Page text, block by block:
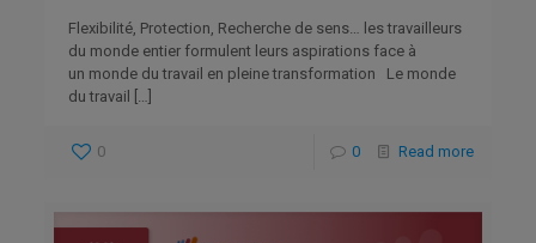
Flexibilité, Protection, Recherche de sens… les travailleurs
du monde entier formulent leurs aspirations face à
un monde du travail en pleine transformation Le monde
du travail […]
0 0 Read more